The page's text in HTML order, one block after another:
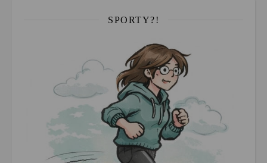
SPORTY?!